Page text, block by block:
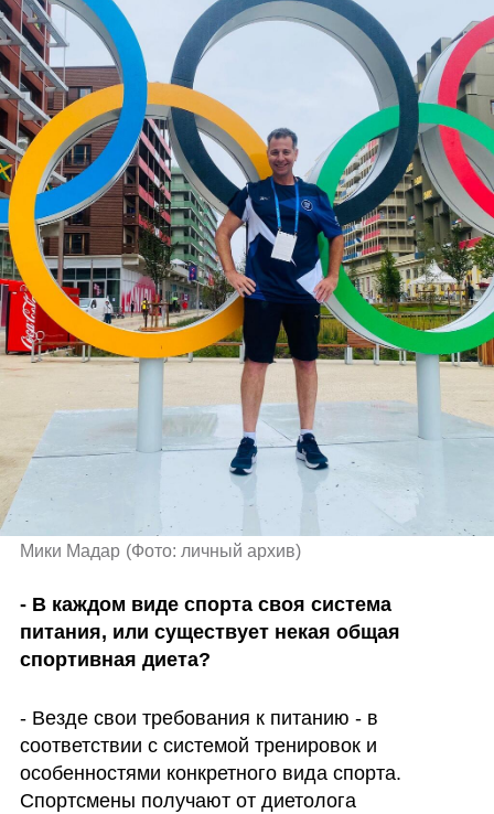
Мики Мадар (Фото: личный архив)
- В каждом виде спорта своя система
питания, или существует некая общая
спортивная диета?
- Везде свои требования к питанию - в
соответствии с системой тренировок и
особенностями конкретного вида спорта.
Спортсмены получают от диетолога